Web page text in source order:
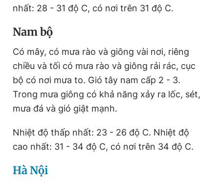
nhất: 28 - 31 độ C, có nơi trên 31 độ C.
Nam bộ
Có mây, có mưa rào và giông vài nơi, riêng
chiều và tối có mưa rào và giông rải rác, cục
bộ có nơi mưa to. Gió tây nam cấp 2 - 3.
Trong mưa giông có khả năng xảy ra lốc, sét,
mưa đá và gió giật mạnh.
Nhiệt độ thấp nhất: 23 - 26 độ C. Nhiệt độ
cao nhất: 31 - 34 độ C, có nơi trên 34 độ C.
Hà Nội